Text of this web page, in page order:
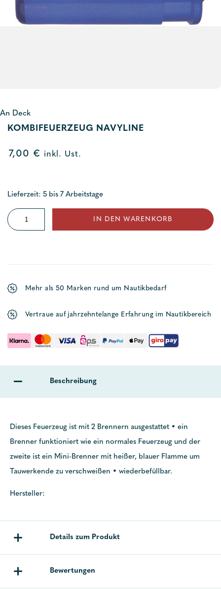
An Deck
KOMBIFEUERZEUG NAVYLINE
7,00 € inkl. Ust.
Lieferzeit: 5 bis 7 Arbeitstage
Kombifeuerzeug
Navyline
IN DEN WARENKORB
Mehr als 50 Marken rund um Nautikbedarf
Vertraue auf jahrzehntelange Erfahrung im Nautikbereich
Beschreibung
Dieses Feuerzeug ist mit 2 Brennern ausgestattet • ein
Brenner funktioniert wie ein normales Feuerzeug und der
zweite ist ein Mini-Brenner mit heißer, blauer Flamme um
Tauwerkende zu verschweißen • wiederbefüllbar.
Hersteller:
Details zum Produkt
Bewertungen